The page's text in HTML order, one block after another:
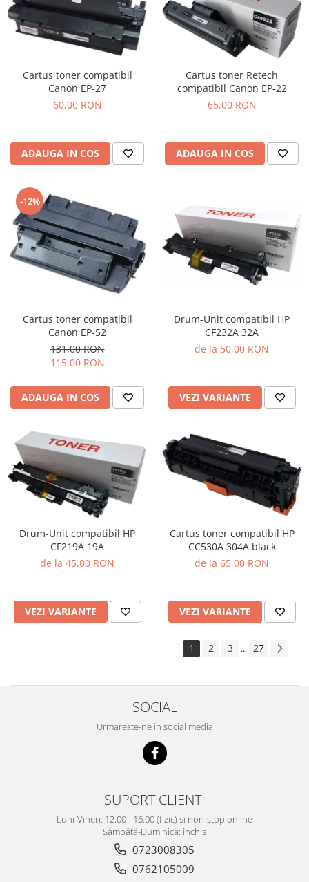
Cartus toner compatibil
Canon EP-27
60,00 RON
ADAUGA IN COS
Cartus toner Retech
compatibil Canon EP-22
65,00 RON
ADAUGA IN COS
-12%
Cartus toner compatibil
Canon EP-52
131,00 RON
115,00 RON
ADAUGA IN COS
Drum-Unit compatibil HP
CF232A 32A
de la 50,00 RON
VEZI VARIANTE
Drum-Unit compatibil HP
CF219A 19A
de la 45,00 RON
VEZI VARIANTE
Cartus toner compatibil HP
CC530A 304A black
de la 65,00 RON
VEZI VARIANTE
1 2 3 ... 27
SOCIAL
Urmareste-ne in social media
SUPORT CLIENTI
Luni-Vineri: 12.00 - 16.00 (fizic) si non-stop online
Sâmbătă-Duminică: închis
0723008305
0762105009